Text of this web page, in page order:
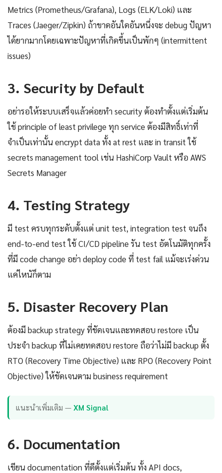
Metrics (Prometheus/Grafana), Logs (ELK/Loki) และ
Traces (Jaeger/Zipkin) ถ้าขาดอันใดอันหนึ่งจะ debug ปัญหา
ได้ยากมากโดยเฉพาะปัญหาที่เกิดขึ้นเป็นพักๆ (intermittent
issues)
3. Security by Default
อย่ารอให้ระบบเสร็จแล้วค่อยทำ security ต้องทำตั้งแต่เริ่มต้น
ใช้ principle of least privilege ทุก service ต้องมีสิทธิ์เท่าที่
จำเป็นเท่านั้น encrypt data ทั้ง at rest และ in transit ใช้
secrets management tool เช่น HashiCorp Vault หรือ AWS
Secrets Manager
4. Testing Strategy
มี test ครบทุกระดับตั้งแต่ unit test, integration test จนถึง
end-to-end test ใช้ CI/CD pipeline รัน test อัตโนมัติทุกครั้ง
ที่มี code change อย่า deploy code ที่ test fail แม้จะเร่งด่วน
แค่ไหนัก็ตาม
5. Disaster Recovery Plan
ต้องมี backup strategy ที่ชัดเจนและทดสอบ restore เป็น
ประจำ backup ที่ไม่เคยทดสอบ restore ถือว่าไม่มี backup ตั้ง
RTO (Recovery Time Objective) และ RPO (Recovery Point
Objective) ให้ชัดเจนตาม business requirement
แนะนำเพิ่มเติม —XM Signal
6. Documentation
เขียน documentation ที่ดีตั้งแต่เริ่มต้น ทั้ง API docs,